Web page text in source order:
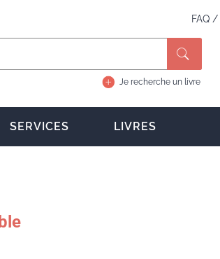
FAQ /
Je recherche un livre
SERVICES LIVRES